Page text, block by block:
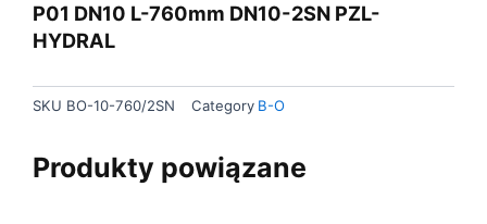
P01 DN10 L-760mm DN10-2SN PZL-
HYDRAL
SKU BO-10-760/2SN Category B-O
Produkty powiązane